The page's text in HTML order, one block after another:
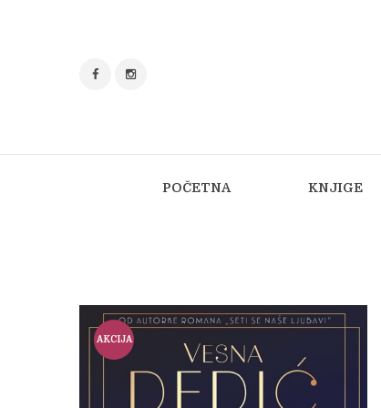
POČETNA KNJIGE
AKCIJA